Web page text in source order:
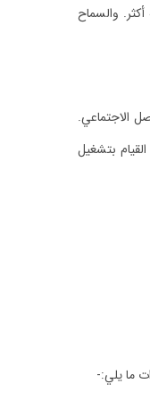
والسماح
الاجتماعي.
بتشغيل
ما يلي:-